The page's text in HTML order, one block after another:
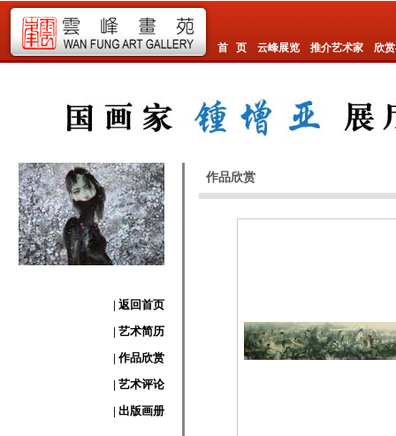
首 页 云峰展览 推介艺术家 欣
| 返回首页
| 艺术简历
| 作品欣赏
| 艺术评论
| 出版画册
作品欣赏